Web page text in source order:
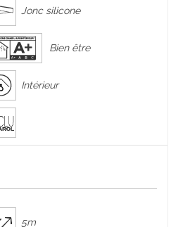
Jonc silicone
Bien être
Intérieur
5m